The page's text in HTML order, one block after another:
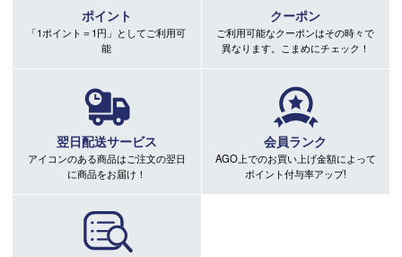
ポイント
「1ポイント＝1円」としてご利用可
能
クーポン
ご利用可能なクーポンはその時々で
異なります。こまめにチェック！
翌日配送サービス
アイコンのある商品はご注文の翌日
に商品をお届け！
会員ランク
AGO上でのお買い上げ金額によって
ポイント付与率アップ!